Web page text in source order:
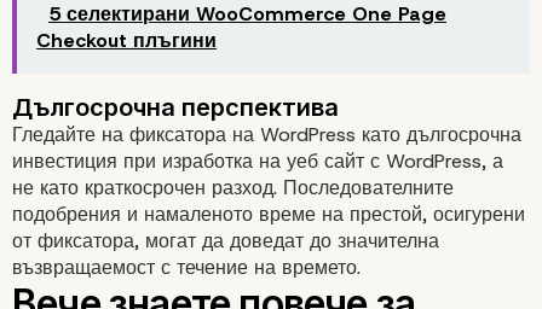
Управление на съдържанието и
5 селектирани WooCommerce One Page
Checkout плъгини
Гледайте на фиксатора на WordPress като дългосрочна
инвестиция при изработка на уеб сайт с WordPress, а
не като краткосрочен разход. Последователните
подобрения и намаленото време на престой, осигурени
от фиксатора, могат да доведат до значителна
възвращаемост с течение на времето.